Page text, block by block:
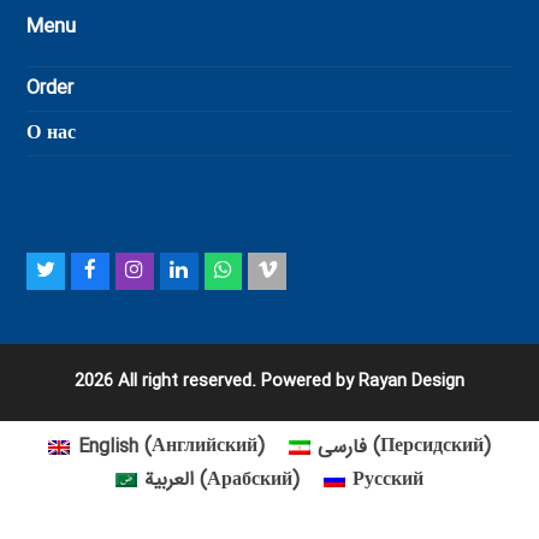
Menu
Order
О нас
TwitterFacebook
Instagram
LinkedInWhatsapp
Vimeo
2026 All right reserved. Powered by Rayan Design
English(Английский) فارسی(Персидский)
العربية (Арабский) Русский